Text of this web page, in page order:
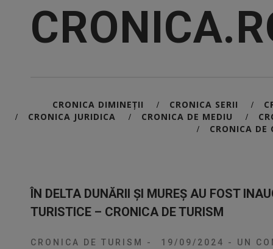
CRONICA DIMINEȚII / CRONICA SERII /
/ CRONICA JURIDICA / CRONICA DE MEDIU /
/ CRONICA DE
ÎN DELTA DUNĂRII ȘI MUREȘ AU FOST
TURISTICE – CRONICA DE TURISM
CRONICA DE TURISM - 19/09/2024 - UN